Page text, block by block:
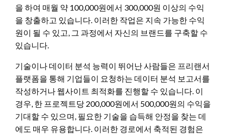
을 하여 매월 약 100,000원에서 300,000원 이상의 수익
을 창출하고 있습니다. 이러한 작업은 지속 가능한 수익
원이 될 수 있고, 그 과정에서 자신의 브랜드를 구축할 수
있습니다.
기술이나 데이터 분석 능력이 뛰어난 사람들은 프리랜서
플랫폼을 통해 기업들이 요청하는 데이터 분석 보고서를
작성하거나 웹사이트 최적화를 진행할 수 있습니다. 이
경우, 한 프로젝트당 200,000원에서 500,000원의 수익을
기대할 수 있으며, 필요한 기술을 습득해 안정을 찾는 데
에도 매우 유용합니다. 이러한 경로에서 축적된 경험은